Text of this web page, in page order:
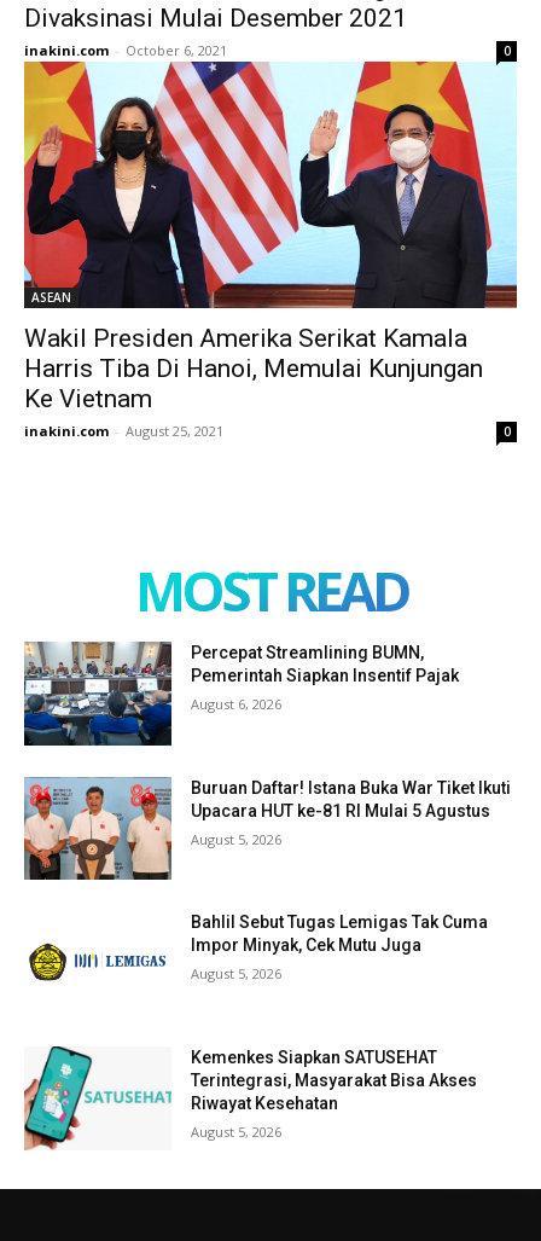
Divaksinasi Mulai Desember 2021
inakini.com - October 6, 2021 0
ASEAN
Wakil Presiden Amerika Serikat Kamala
Harris Tiba Di Hanoi, Memulai Kunjungan
Ke Vietnam
inakini.com - August 25, 2021 0
MOST READ
Percepat Streamlining BUMN,
Pemerintah Siapkan Insentif Pajak
August 6, 2026
Buruan Daftar! Istana Buka War Tiket Ikuti
Upacara HUT ke-81 RI Mulai 5 Agustus
August 5, 2026
Bahlil Sebut Tugas Lemigas Tak Cuma
Impor Minyak, Cek Mutu Juga
August 5, 2026
Kemenkes Siapkan SATUSEHAT
Terintegrasi, Masyarakat Bisa Akses
Riwayat Kesehatan
August 5, 2026